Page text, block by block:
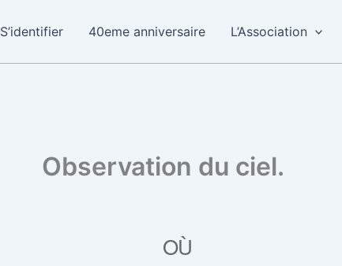
S’identifier 40eme anniversaire L’Association
Observation du ciel.
OÙ